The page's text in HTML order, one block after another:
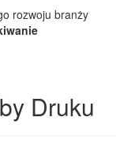
rozwoju branży
Druku